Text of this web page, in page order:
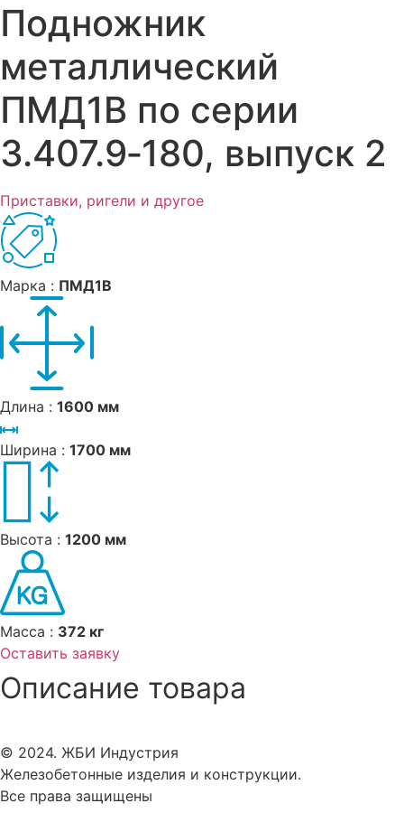
Подножник
металлический
ПМД1В по серии
3.407.9‑180, выпуск 2
Приставки, ригели и другое
Марка : ПМД1В
Длина : 1600 мм
Ширина : 1700 мм
Высота : 1200 мм
Масса : 372 кг
Оставить заявку
Описание товара
© 2024. ЖБИ Индустрия
Железобетонные изделия и конструкции.
Все права защищены